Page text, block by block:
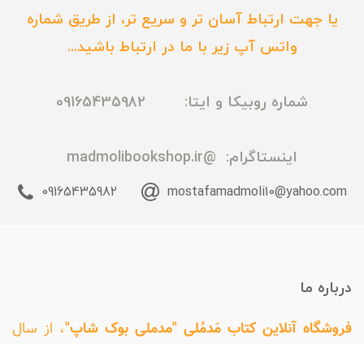
یا جهت ارتباط آسان تر و سریع تر، از طریق شماره
واتس آپ زیر با ما در ارتباط باشید...
شماره روبیکا و ایتا: 09165435982
اینستاگرام: @madmolibookshop.ir
mostafamadmoli10@yahoo.com
09165435982
درباره ما
فروشگاه آنلاین کتاب مَدمُلی "مدملی بوک شاپ"، از سال